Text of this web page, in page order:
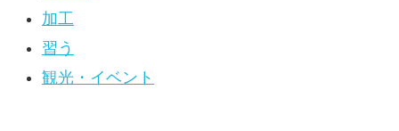
加工
習う
観光・イベント